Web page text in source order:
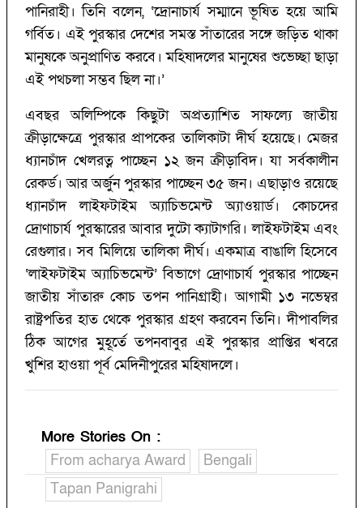
পানিরাহী। তিনি বলেন, ‘‌দ্রোনাচার্য সম্মানে ভূষিত হয়ে আমি
গর্বিত। এই পুরস্কার দেশের সমস্ত সাঁতারের সঙ্গে জড়িত থাকা
মানুষকে অনুপ্রাণিত করবে। মহিষাদলের মানুষের শুভেচ্ছা ছাড়া
এই পথচলা সম্ভব ছিল না।’‌
এবছর অলিম্পিকে কিছুটা অপ্রত্যাশিত সাফল্যে জাতীয়
ক্রীড়াক্ষেত্রে পুরস্কার প্রাপকের তালিকাটা দীর্ঘ হয়েছে। মেজর
ধ্যানচাঁদ খেলরত্ন পাচ্ছেন ১২ জন ক্রীড়াবিদ। যা সর্বকালীন
রেকর্ড। আর অর্জুন পুরস্কার পাচ্ছেন ৩৫ জন। এছাড়াও রয়েছে
ধ্যানচাঁদ লাইফটাইম অ্যাচিভমেন্ট অ্যাওয়ার্ড। কোচদের
দ্রোণাচার্য‌ পুরস্কারের আবার দুটো ক্যাটাগরি। লাইফটাইম এবং
রেগুলার। সব মিলিয়ে তালিকা দীর্ঘ। একমাত্র বাঙালি হিসেবে
‘‌লাইফটাইম অ্যাচিভমেন্ট’‌ বিভাগে দ্রোণাচার্য পুরস্কার পাচ্ছেন
জাতীয় সাঁতারু কোচ তপন পানিগ্রাহী। আগামী ১৩ নভেম্বর
রাষ্ট্রপতির হাত থেকে পুরস্কার গ্রহণ করবেন তিনি। দীপাবলির
ঠিক আগের মুহূর্তে তপনবাবুর এই পুরস্কার প্রাপ্তির খবরে
খুশির হাওয়া পূর্ব মেদিনীপুরের মহিষাদলে।
More Stories On :
From acharya Award
Bengali
Tapan Panigrahi